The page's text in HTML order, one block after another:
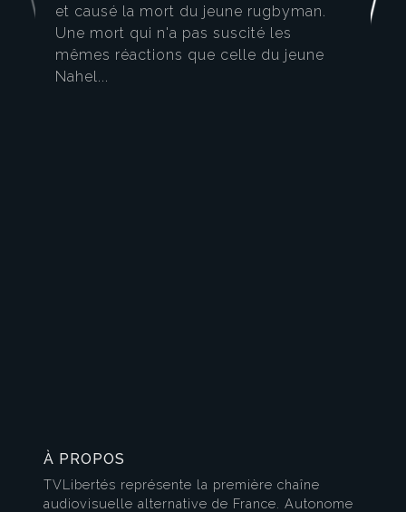
et causé la mort du jeune rugbyman.
Une mort qui n'a pas suscité les
mêmes réactions que celle du jeune
Nahel...
À PROPOS
TVLibertés représente la première chaîne
audiovisuelle alternative de France. Autonome